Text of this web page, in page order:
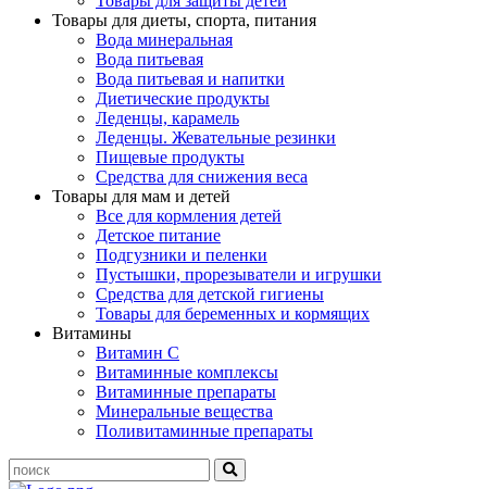
Товары для диеты, спорта, питания
Вода минеральная
Вода питьевая
Вода питьевая и напитки
Диетические продукты
Леденцы, карамель
Леденцы. Жевательные резинки
Пищевые продукты
Средства для снижения веса
Товары для мам и детей
Все для кормления детей
Детское питание
Подгузники и пеленки
Пустышки, прорезыватели и игрушки
Средства для детской гигиены
Товары для беременных и кормящих
Витамины
Витамин С
Витаминные комплексы
Витаминные препараты
Минеральные вещества
Поливитаминные препараты